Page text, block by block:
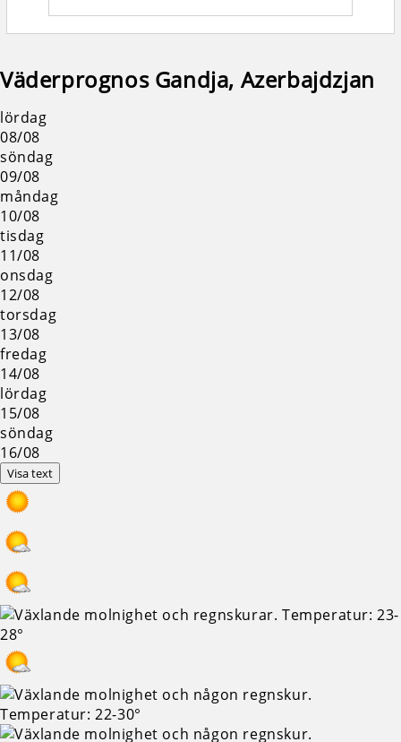
Väderprognos Gandja, Azerbajdzjan
lördag
08/08
söndag
09/08
måndag
10/08
tisdag
11/08
onsdag
12/08
torsdag
13/08
fredag
14/08
lördag
15/08
söndag
16/08
Visa text